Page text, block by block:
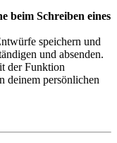
beim Schreiben eines
speichern und
und absenden.
der Funktion
deinem persönlichen